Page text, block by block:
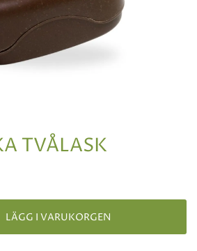
TVÅLASK
LÄGG I VARUKORGEN